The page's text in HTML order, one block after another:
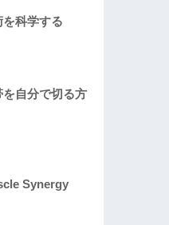
科学する
自分で切る方
Synergy